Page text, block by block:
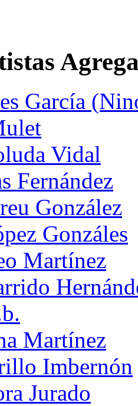
García
Vidal
Fernández
González
Gonzáles
Martínez
Martínez
Imbernón
Jurado